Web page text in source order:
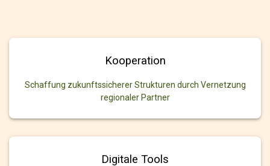
Kooperation
Schaffung zukunftssicherer Strukturen durch Vernetzung
regionaler Partner
Digitale Tools